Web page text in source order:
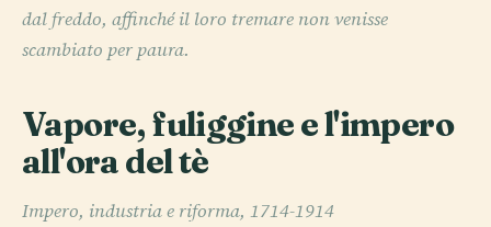
dal freddo, affinché il loro tremare non venisse
scambiato per paura.
Vapore, fuliggine e l'impero
all'ora del tè
Impero, industria e riforma, 1714-1914